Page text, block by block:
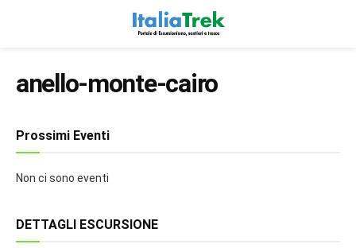
anello-monte-cairo
Prossimi Eventi
Non ci sono eventi
DETTAGLI ESCURSIONE